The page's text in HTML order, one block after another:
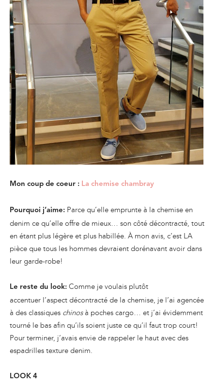
Mon coup de coeur : La chemise chambray
Pourquoi j’aime: Parce qu’elle emprunte à la chemise en
denim ce qu’elle offre de mieux… son côté décontracté, tout
en étant plus légère et plus habillée. À mon avis, c’est LA
pièce que tous les hommes devraient dorénavant avoir dans
leur garde-robe!
Le reste du look: Comme je voulais plutôt
accentuer l’aspect décontracté de la chemise, je l’ai agencée
à des classiques chinosà poches cargo… et j’ai évidemment
tourné le bas afin qu’ils soient juste ce qu’il faut trop court!
Pour terminer, j’avais envie de rappeler le haut avec des
espadrilles texture denim.
LOOK 4